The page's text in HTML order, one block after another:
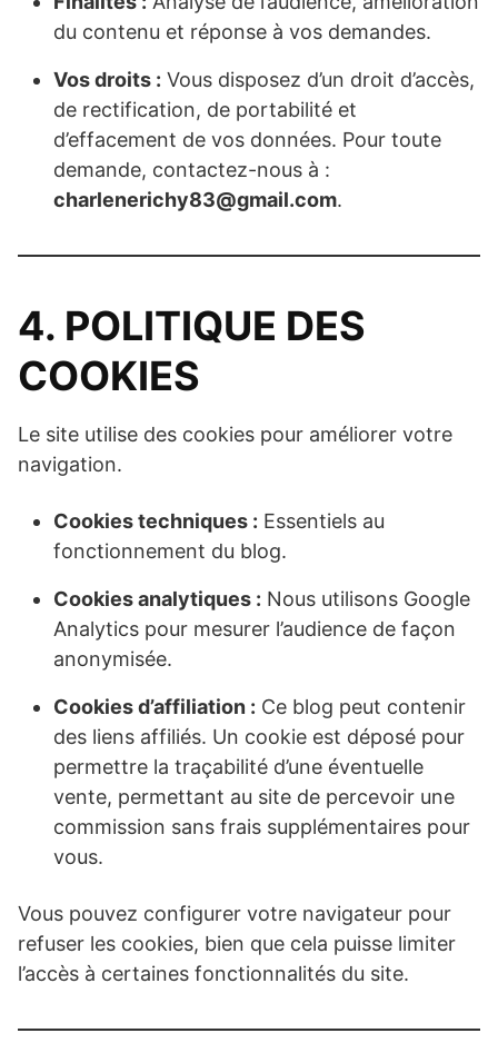
du contenu et réponse à vos demandes.
Vos droits : Vous disposez d’un droit d’accès,
de rectification, de portabilité et
d’effacement de vos données. Pour toute
demande, contactez-nous à :
charlenerichy83@gmail.com.
4. POLITIQUE DES
COOKIES
Le site utilise des cookies pour améliorer votre
navigation.
Cookies techniques : Essentiels au
fonctionnement du blog.
Cookies analytiques : Nous utilisons Google
Analytics pour mesurer l’audience de façon
anonymisée.
Cookies d’affiliation : Ce blog peut contenir
des liens affiliés. Un cookie est déposé pour
permettre la traçabilité d’une éventuelle
vente, permettant au site de percevoir une
commission sans frais supplémentaires pour
vous.
Vous pouvez configurer votre navigateur pour
refuser les cookies, bien que cela puisse limiter
l’accès à certaines fonctionnalités du site.